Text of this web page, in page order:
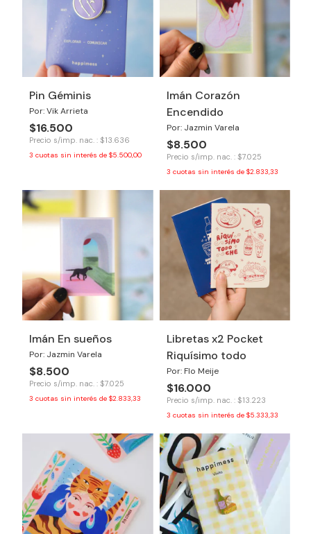
Pin Géminis
Por: Vik Arrieta
$16.500
Precio s/imp. nac. : $13.636
3 cuotas sin interés de $5.500,00
Imán Corazón
Encendido
Por: Jazmin Varela
$8.500
Precio s/imp. nac. : $7.025
3 cuotas sin interés de $2.833,33
Imán En sueños
Por: Jazmin Varela
$8.500
Precio s/imp. nac. : $7.025
3 cuotas sin interés de $2.833,33
Libretas x2 Pocket
Riquísimo todo
Por: Flo Meije
$16.000
Precio s/imp. nac. : $13.223
3 cuotas sin interés de $5.333,33